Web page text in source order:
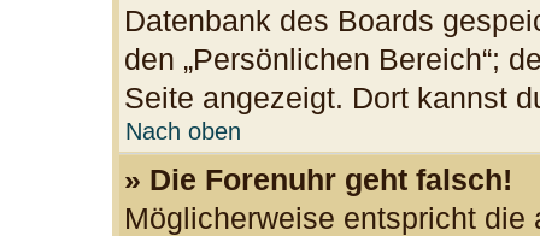
Datenbank des Boards
den „Persönlichen Bereich“;
Seite angezeigt. Dort kannst
Nach oben
» Die Forenuhr geht falsch!
Möglicherweise entspricht